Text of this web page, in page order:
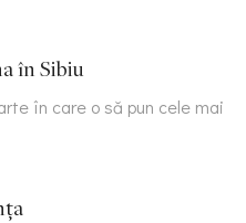
în Sibiu
în care o să pun cele mai